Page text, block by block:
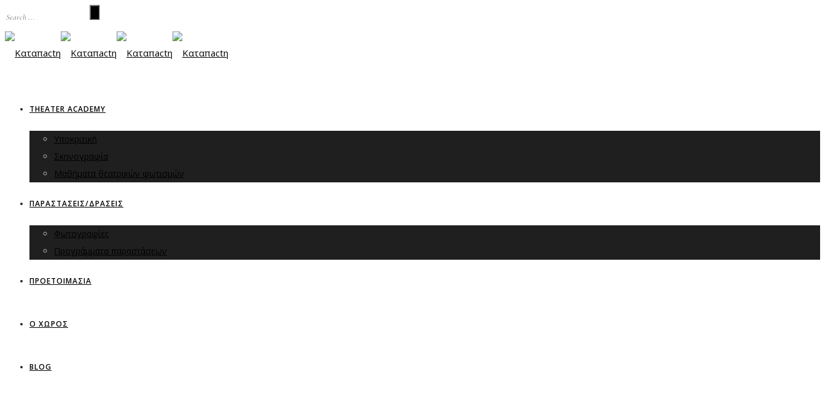
THEATER ACADEMY
Υποκριτική
Σκηνογραφία
Μαθήματα θεατρικών φωτισμών
ΠΑΡΑΣΤΑΣΕΙΣ/ΔΡΑΣΕΙΣ
Φωτογραφίες
Προγράμματα παραστάσεων
ΠΡΟΕΤΟΙΜΑΣΙΑ
Ο ΧΩΡΟΣ
BLOG